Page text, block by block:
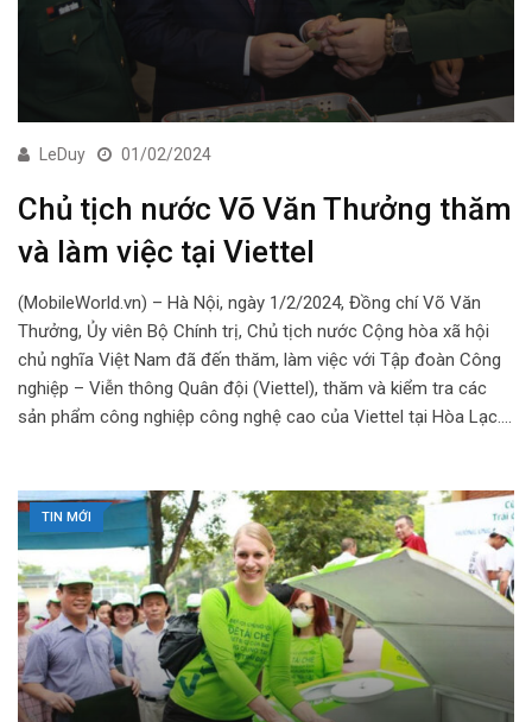
LeDuy 01/02/2024
Chủ tịch nước Võ Văn Thưởng thăm
và làm việc tại Viettel
(MobileWorld.vn) – Hà Nội, ngày 1/2/2024, Đồng chí Võ Văn
Thưởng, Ủy viên Bộ Chính trị, Chủ tịch nước Cộng hòa xã hội
chủ nghĩa Việt Nam đã đến thăm, làm việc với Tập đoàn Công
nghiệp – Viễn thông Quân đội (Viettel), thăm và kiểm tra các
sản phẩm công nghiệp công nghệ cao của Viettel tại Hòa Lạc.…
TIN MỚI